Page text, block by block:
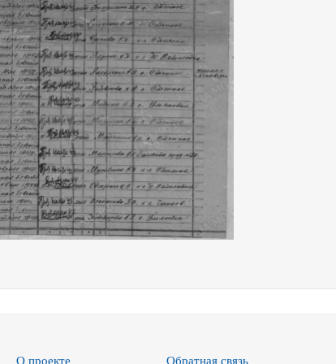
О проекте Обратная связь